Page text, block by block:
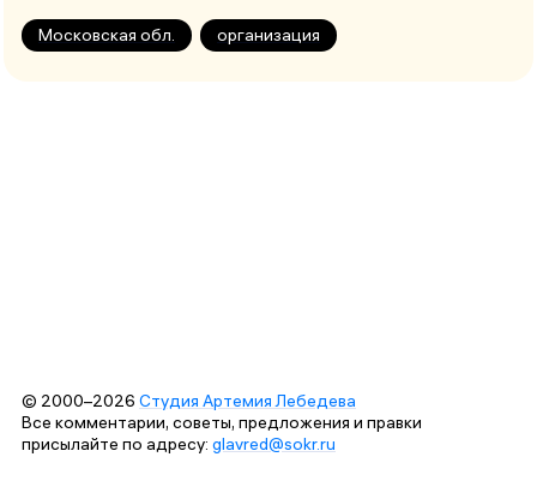
Московская обл. организация
© 2000–2026 Студия Артемия Лебедева
Все комментарии, советы, предложения и правки
присылайте по адресу: glavred@sokr.ru